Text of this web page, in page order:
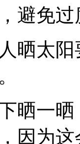
避免
晒太
晒一
因为